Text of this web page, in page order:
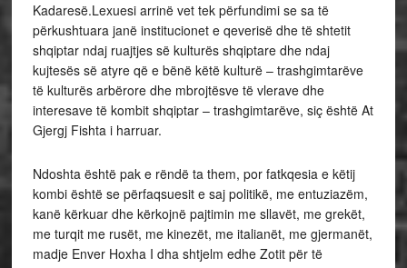
Kadaresë.Lexuesi arrinë vet tek përfundimi se sa të
përkushtuara janë institucionet e qeverisë dhe të shtetit
shqiptar ndaj ruajtjes së kulturës shqiptare dhe ndaj
kujtesës së atyre që e bënë këtë kulturë – trashgimtarëve
të kulturës arbërore dhe mbrojtësve të vlerave dhe
interesave të kombit shqiptar – trashgimtarëve, siç është At
Gjergj Fishta i harruar.
Ndoshta është pak e rëndë ta them, por fatkqesia e këtij
kombi është se përfaqsuesit e saj politikë, me entuziazëm,
kanë kërkuar dhe kërkojnë pajtimin me sllavët, me grekët,
me turqit me rusët, me kinezët, me italianët, me gjermanët,
madje Enver Hoxha I dha shtjelm edhe Zotit për të